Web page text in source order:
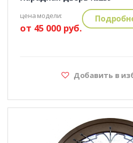
цена модели:
от 45 000 руб.
Добавить в